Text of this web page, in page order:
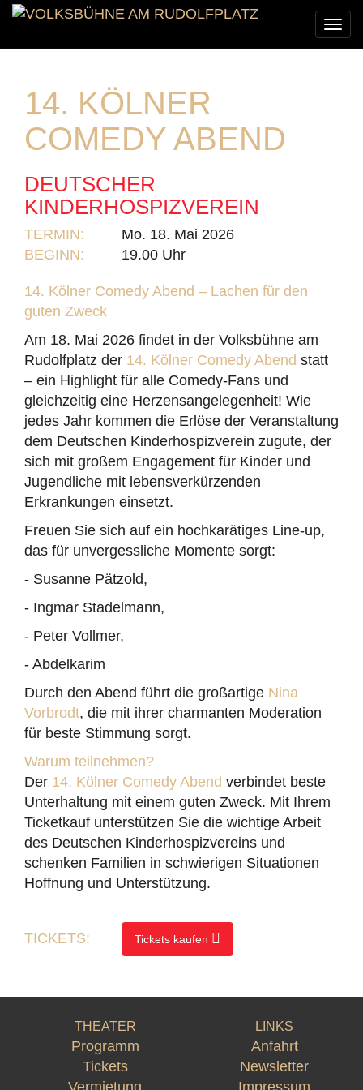
14. KÖLNER
COMEDY ABEND
DEUTSCHER
KINDERHOSPIZVEREIN
TERMIN:
Mo. 18. Mai 2026
BEGINN:
19.00 Uhr
14. Kölner Comedy Abend – Lachen für den
guten Zweck
Am 18. Mai 2026 findet in der Volksbühne am
Rudolfplatz der 14. Kölner Comedy Abend statt
– ein Highlight für alle Comedy-Fans und
gleichzeitig eine Herzensangelegenheit! Wie
jedes Jahr kommen die Erlöse der Veranstaltung
dem Deutschen Kinderhospizverein zugute, der
sich mit großem Engagement für Kinder und
Jugendliche mit lebensverkürzenden
Erkrankungen einsetzt.
Freuen Sie sich auf ein hochkarätiges Line-up,
das für unvergessliche Momente sorgt:
- Susanne Pätzold,
- Ingmar Stadelmann,
- Peter Vollmer,
- Abdelkarim
Durch den Abend führt die großartige Nina
Vorbrodt, die mit ihrer charmanten Moderation
für beste Stimmung sorgt.
Warum teilnehmen?
Der 14. Kölner Comedy Abend verbindet beste
Unterhaltung mit einem guten Zweck. Mit Ihrem
Ticketkauf unterstützen Sie die wichtige Arbeit
des Deutschen Kinderhospizvereins und
schenken Familien in schwierigen Situationen
Hoffnung und Unterstützung.
TICKETS: Tickets kaufen
THEATER
Programm
Tickets
Vermietung
LINKS
Anfahrt
Newsletter
Impressum